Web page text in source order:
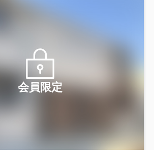
会員限定